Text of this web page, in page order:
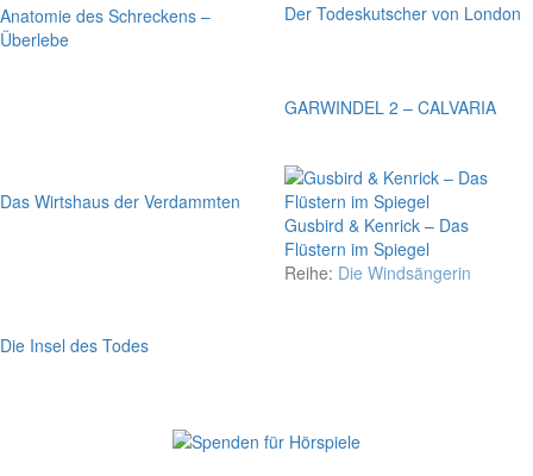
Anatomie des Schreckens –
Überlebe
Der Todeskutscher von London
GARWINDEL 2 – CALVARIA
Das Wirtshaus der Verdammten
Gusbird & Kenrick – Das
Flüstern im Spiegel
Reihe: Die Windsängerin
Die Insel des Todes